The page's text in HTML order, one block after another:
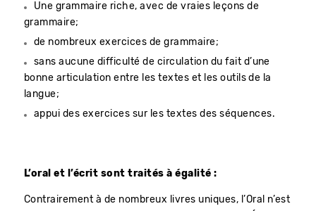
Une grammaire riche, avec de vraies leçons de
grammaire;
de nombreux exercices de grammaire;
sans aucune difficulté de circulation du fait d’une
bonne articulation entre les textes et les outils de la
langue;
appui des exercices sur les textes des séquences.
L’oral et l’écrit sont traités à égalité :
Contrairement à de nombreux livres uniques, l’Oral n’est